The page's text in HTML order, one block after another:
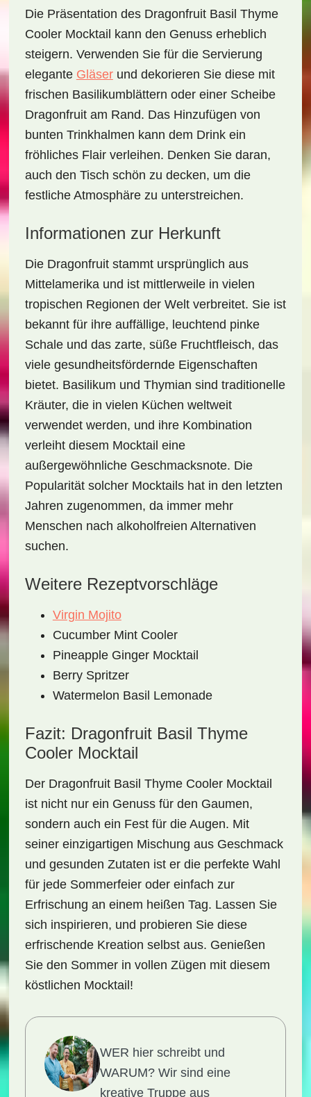
Die Präsentation des Dragonfruit Basil Thyme
Cooler Mocktail kann den Genuss erheblich
steigern. Verwenden Sie für die Servierung
elegante Gläserund dekorieren Sie diese mit
frischen Basilikumblättern oder einer Scheibe
Dragonfruit am Rand. Das Hinzufügen von
bunten Trinkhalmen kann dem Drink ein
fröhliches Flair verleihen. Denken Sie daran,
auch den Tisch schön zu decken, um die
festliche Atmosphäre zu unterstreichen.
Informationen zur Herkunft
Die Dragonfruit stammt ursprünglich aus
Mittelamerika und ist mittlerweile in vielen
tropischen Regionen der Welt verbreitet. Sie ist
bekannt für ihre auffällige, leuchtend pinke
Schale und das zarte, süße Fruchtfleisch, das
viele gesundheitsfördernde Eigenschaften
bietet. Basilikum und Thymian sind traditionelle
Kräuter, die in vielen Küchen weltweit
verwendet werden, und ihre Kombination
verleiht diesem Mocktail eine
außergewöhnliche Geschmacksnote. Die
Popularität solcher Mocktails hat in den letzten
Jahren zugenommen, da immer mehr
Menschen nach alkoholfreien Alternativen
suchen.
Weitere Rezeptvorschläge
Virgin Mojito
Cucumber Mint Cooler
Pineapple Ginger Mocktail
Berry Spritzer
Watermelon Basil Lemonade
Fazit: Dragonfruit Basil Thyme
Cooler Mocktail
Der Dragonfruit Basil Thyme Cooler Mocktail
ist nicht nur ein Genuss für den Gaumen,
sondern auch ein Fest für die Augen. Mit
seiner einzigartigen Mischung aus Geschmack
und gesunden Zutaten ist er die perfekte Wahl
für jede Sommerfeier oder einfach zur
Erfrischung an einem heißen Tag. Lassen Sie
sich inspirieren, und probieren Sie diese
erfrischende Kreation selbst aus. Genießen
Sie den Sommer in vollen Zügen mit diesem
köstlichen Mocktail!
WER hier schreibt und
WARUM?Wir sind eine
kreative Truppe aus